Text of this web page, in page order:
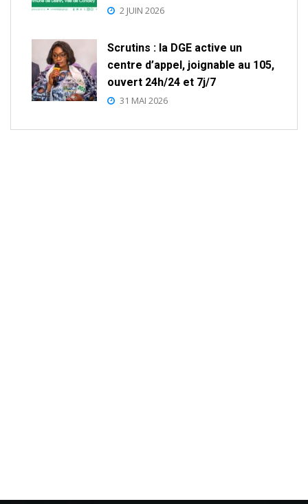
2 JUIN 2026
Scrutins : la DGE active un
centre d’appel, joignable au 105,
ouvert 24h/24 et 7j/7
31 MAI 2026